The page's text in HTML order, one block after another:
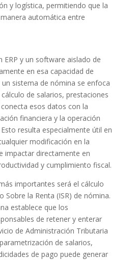
y logística, permitiendo que la
automática entre
ERP y un software aislado de
en esa capacidad de
sistema de nómina se enfoca
de salarios, prestaciones
esos datos con la
financiera y la operación
resulta especialmente útil en
modificación en la
impactar directamente en
y cumplimiento fiscal.
importantes será el cálculo
Sobre la Renta (ISR) de nómina.
establece que los
de retener y enterar
de Administración Tributaria
de salarios,
de pago puede generar